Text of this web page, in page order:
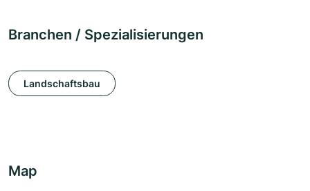
Branchen / Spezialisierungen
Landschaftsbau
Map